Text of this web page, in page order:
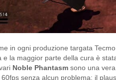
in ogni produzione targata
e la maggior parte della cura è
Noble Phantasm sono una
senza alcun problema; il